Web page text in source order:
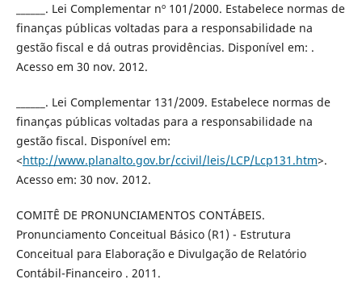
______. Lei Complementar nº 101/2000. Estabelece normas de
finanças públicas voltadas para a responsabilidade na
gestão fiscal e dá outras providências. Disponível em: .
Acesso em 30 nov. 2012.
______. Lei Complementar 131/2009. Estabelece normas de
finanças públicas voltadas para a responsabilidade na
gestão fiscal. Disponível em:
<http://www.planalto.gov.br/ccivil/leis/LCP/Lcp131.htm>.
Acesso em: 30 nov. 2012.
COMITÊ DE PRONUNCIAMENTOS CONTÁBEIS.
Pronunciamento Conceitual Básico (R1) - Estrutura
Conceitual para Elaboração e Divulgação de Relatório
Contábil-Financeiro . 2011.